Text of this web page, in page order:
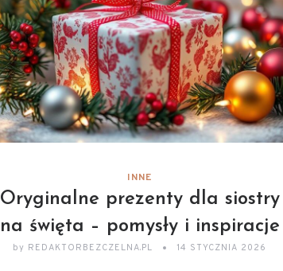
INNE
Oryginalne prezenty dla siostry
na święta – pomysły i inspiracje
by REDAKTORBEZCZELNA.PL 14 STYCZNIA 2026